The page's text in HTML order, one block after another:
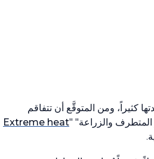
كثيراً، ومن المتوقَّع أن تتفاقم
المتطرف والزراعة" "Extreme heat